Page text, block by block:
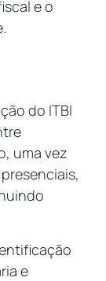
e o
do ITBI
uma vez
e